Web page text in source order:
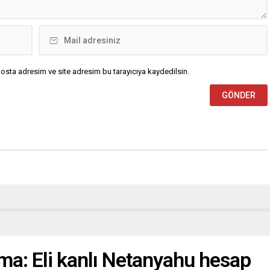
adresim ve site adresim bu tarayıcıya kaydedilsin.
Eli kanlı Netanyahu hesap